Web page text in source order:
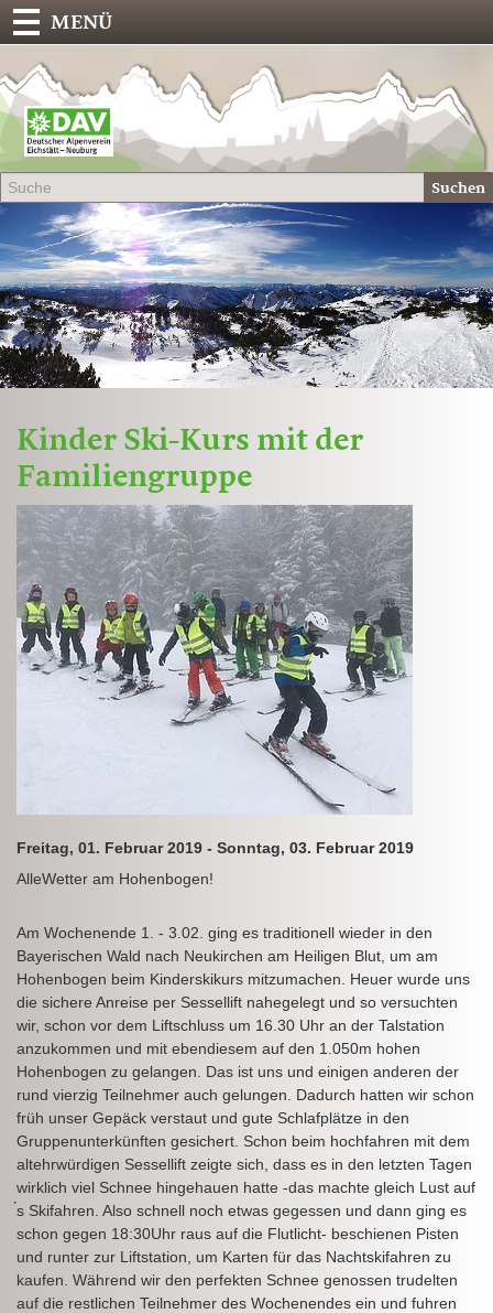
Suchen
MENÜ
Kinder Ski-Kurs mit der
Familiengruppe
Freitag, 01. Februar 2019 - Sonntag, 03. Februar 2019
AlleWetter am Hohenbogen!
Am Wochenende 1. - 3.02. ging es traditionell wieder in den
Bayerischen Wald nach Neukirchen am Heiligen Blut, um am
Hohenbogen beim Kinderskikurs mitzumachen. Heuer wurde uns
die sichere Anreise per Sessellift nahegelegt und so versuchten
wir, schon vor dem Liftschluss um 16.30 Uhr an der Talstation
anzukommen und mit ebendiesem auf den 1.050m hohen
Hohenbogen zu gelangen. Das ist uns und einigen anderen der
rund vierzig Teilnehmer auch gelungen. Dadurch hatten wir schon
früh unser Gepäck verstaut und gute Schlafplätze in den
Gruppenunterkünften gesichert. Schon beim hochfahren mit dem
altehrwürdigen Sessellift zeigte sich, dass es in den letzten Tagen
wirklich viel Schnee hingehauen hatte -das machte gleich Lust auf
́s Skifahren. Also schnell noch etwas gegessen und dann ging es
schon gegen 18:30Uhr raus auf die Flutlicht- beschienen Pisten
und runter zur Liftstation, um Karten für das Nachtskifahren zu
kaufen. Während wir den perfekten Schnee genossen trudelten
auf die restlichen Teilnehmer des Wochenendes ein und fuhren